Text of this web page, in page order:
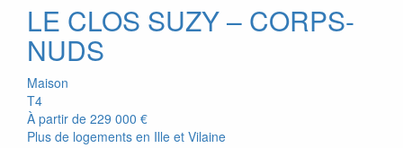
LE CLOS SUZY – CORPS-
NUDS
Maison
T4
À partir de 229 000 €
Plus de logements en Ille et Vilaine